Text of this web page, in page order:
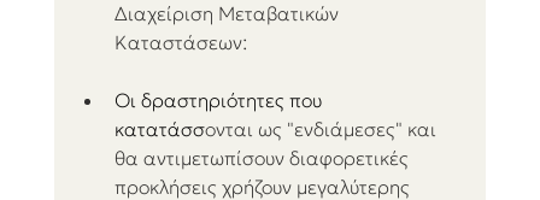
Διαχείριση Μεταβατικών
Καταστάσεων:
Οι δραστηριότητες που
κατατάσσονται ως "ενδιάμεσες" και
θα αντιμετωπίσουν διαφορετικές
προκλήσεις χρήζουν μεγαλύτερης